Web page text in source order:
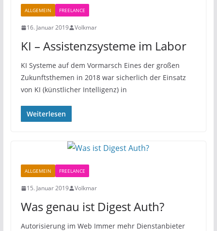
ALLGEMEIN FREELANCE
16. Januar 2019 Volkmar
KI – Assistenzsysteme im Labor
KI Systeme auf dem Vormarsch Eines der großen
Zukunftsthemen in 2018 war sicherlich der Einsatz
von KI (künstlicher Intelligenz) in
Weiterlesen
ALLGEMEIN FREELANCE
15. Januar 2019 Volkmar
Was genau ist Digest Auth?
Autorisierung im Web Immer mehr Dienstanbieter